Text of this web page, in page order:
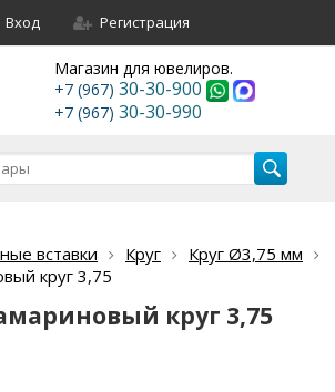
Вход Регистрация
Магазин для ювелиров.
+7 (967) 30-30-900
+7 (967) 30-30-990
вставки Круг
Круг Ø3,75 мм
круг 3,75
круг 3,75